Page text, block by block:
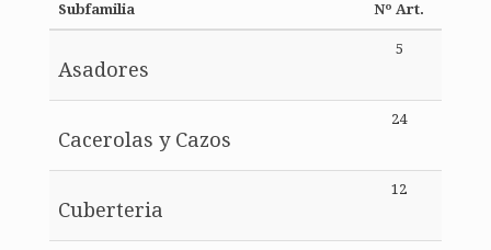
Subfamilia Nº Art.
Asadores
5
Cacerolas y Cazos
24
Cuberteria
12